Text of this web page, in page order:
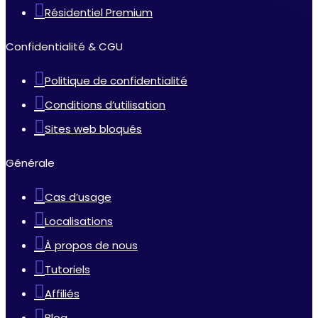
Résidentiel Premium
Confidentialité & CGU
Politique de confidentialité
Conditions d’utilisation
Sites web bloqués
Générale
Cas d’usage
Localisations
À propos de nous
Tutoriels
Affiliés